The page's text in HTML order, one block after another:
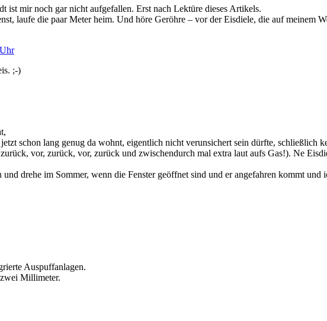
ist mir noch gar nicht aufgefallen. Erst nach Lektüre dieses Artikels.
laufe die paar Meter heim. Und höre Geröhre – vor der Eisdiele, die auf meinem
;-)
schon lang genug da wohnt, eigentlich nicht verunsichert sein dürfte,
vor, zurück, vor, zurück und zwischendurch mal extra laut aufs Gas!). Ne
drehe im Sommer, wenn die Fenster geöffnet sind und er angefahren kommt
Auspuffanlagen.
Millimeter.